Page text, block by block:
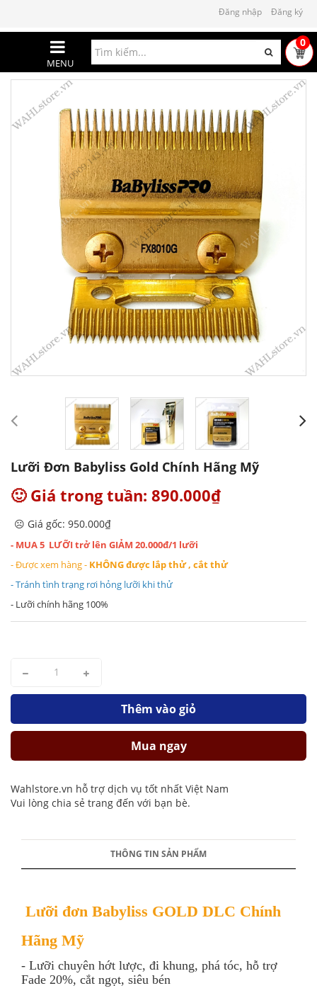
Đăng nhập Đăng ký
MENU
0
Lưỡi Đơn Babyliss Gold Chính Hãng Mỹ
🙂 Giá trong tuần: 890.000₫
☹️ Giá gốc: 950.000₫
- MUA 5 LƯỠI trở lên GIẢM 20.000đ/1 lưỡi
- Được xem hàng - KHÔNG được lắp thử , cắt thử
- Tránh tình trạng rơi hỏng lưỡi khi thử
- Lưỡi chính hãng 100%
Thêm vào giỏ
Mua ngay
Wahlstore.vn hỗ trợ dịch vụ tốt nhất Việt Nam
Vui lòng chia sẻ trang đến với bạn bè.
THÔNG TIN SẢN PHẨM
Lưỡi đơn Babyliss GOLD DLC Chính
Hãng Mỹ
- Lưỡi chuyên hớt lược, đi khung, phá tóc, hỗ trợ
Fade 20%, cắt ngọt, siêu bén